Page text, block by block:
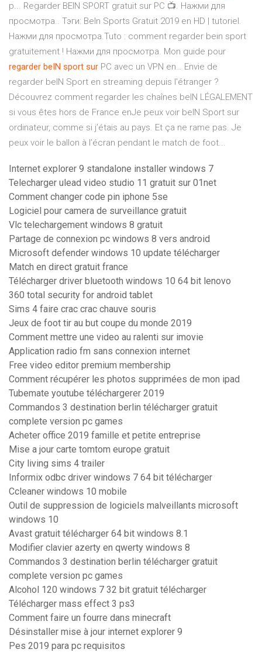
p... Regarder BEIN SPORT gratuit sur PC 📺. Нажми для
просмотра.. Тэги: BeIn Sports Gratuit 2019 en HD | tutoriel.
Нажми для просмотра.Tuto : comment regarder bein sport
gratuitement ! Нажми для просмотра. Mon guide pour
regarder beIN sport sur PC avec un VPN en… Envie de
regarder beIN Sport en streaming depuis l'étranger ?
Découvrez comment regarder les chaînes beIN LÉGALEMENT
si vous êtes hors de France enJe peux voir beIN Sport sur
ordinateur, comme si j’étais au pays. Et ça ne rame pas. Je
peux voir le ballon à l’écran pendant le match de foot...
Internet explorer 9 standalone installer windows 7
Telecharger ulead video studio 11 gratuit sur 01net
Comment changer code pin iphone 5se
Logiciel pour camera de surveillance gratuit
Vlc telechargement windows 8 gratuit
Partage de connexion pc windows 8 vers android
Microsoft defender windows 10 update télécharger
Match en direct gratuit france
Télécharger driver bluetooth windows 10 64 bit lenovo
360 total security for android tablet
Sims 4 faire crac crac chauve souris
Jeux de foot tir au but coupe du monde 2019
Comment mettre une video au ralenti sur imovie
Application radio fm sans connexion internet
Free video editor premium membership
Comment récupérer les photos supprimées de mon ipad
Tubemate youtube téléchargerer 2019
Commandos 3 destination berlin télécharger gratuit
complete version pc games
Acheter office 2019 famille et petite entreprise
Mise a jour carte tomtom europe gratuit
City living sims 4 trailer
Informix odbc driver windows 7 64 bit télécharger
Ccleaner windows 10 mobile
Outil de suppression de logiciels malveillants microsoft
windows 10
Avast gratuit télécharger 64 bit windows 8.1
Modifier clavier azerty en qwerty windows 8
Commandos 3 destination berlin télécharger gratuit
complete version pc games
Alcohol 120 windows 7 32 bit gratuit télécharger
Télécharger mass effect 3 ps3
Comment faire un fourre dans minecraft
Désinstaller mise à jour internet explorer 9
Pes 2019 para pc requisitos